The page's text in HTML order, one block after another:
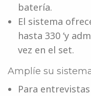
batería.
El sistema
hasta 330 ‘y
vez en el set.
Amplíe su
Para